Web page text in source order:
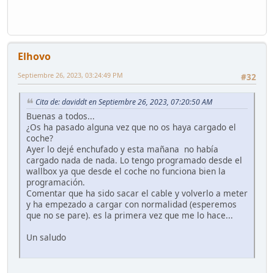
Elhovo
#32
Septiembre 26, 2023, 03:24:49 PM
Cita de: daviddt en Septiembre 26, 2023, 07:20:50 AM
Buenas a todos...
¿Os ha pasado alguna vez que no os haya cargado el
coche?
Ayer lo dejé enchufado y esta mañana no había
cargado nada de nada. Lo tengo programado desde el
wallbox ya que desde el coche no funciona bien la
programación.
Comentar que ha sido sacar el cable y volverlo a meter
y ha empezado a cargar con normalidad (esperemos
que no se pare). es la primera vez que me lo hace...
Un saludo